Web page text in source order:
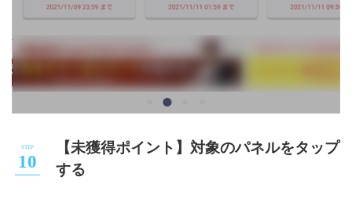
【未獲得ポイント】対象のパネルをタップ
する